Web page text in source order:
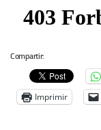
Compartir:
Imprimir